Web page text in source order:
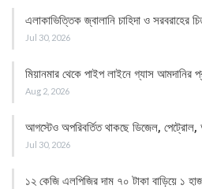
এলাকাভিত্তিক জ্বালানি চাহিদা ও সরবরাহের
Jul 30, 2026
মিয়ানমার থেকে পাইপ লাইনে গ্যাস আমদানির
Aug 2, 2026
আগস্টেও অপরিবর্তিত থাকছে ডিজেল,
Jul 30, 2026
১২ কেজি এলপিজির দাম ৭০ টাকা বাড়িয়ে ১